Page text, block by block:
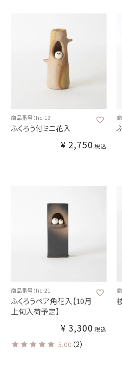
商品番号：hc-19
ふくろう付ミニ花入
¥ 2,750 税込
商品番号：hc-21
ふくろうペア角花入【10月
上旬入荷予定】
¥ 3,300 税込
5.00 （2）